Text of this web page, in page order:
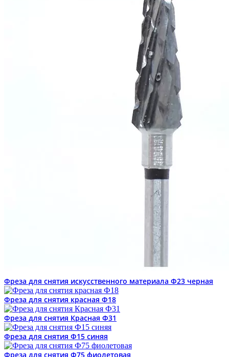
Фреза для снятия искусственного материала Ф23 черная
Фреза для снятия красная Ф18
Фреза для снятия Красная Ф31
Фреза для снятия Ф15 синяя
Фреза для снятия Ф75 фиолетовая